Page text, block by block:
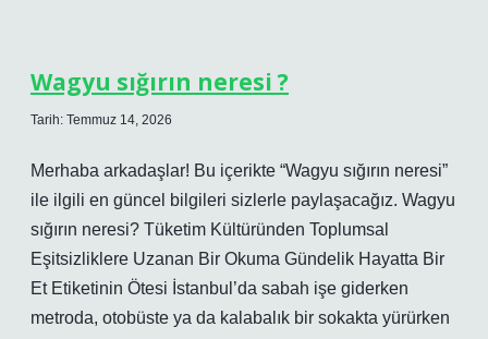
Wagyu sığırın neresi ?
Tarih: Temmuz 14, 2026
Merhaba arkadaşlar! Bu içerikte “Wagyu sığırın neresi”
ile ilgili en güncel bilgileri sizlerle paylaşacağız. Wagyu
sığırın neresi? Tüketim Kültüründen Toplumsal
Eşitsizliklere Uzanan Bir Okuma Gündelik Hayatta Bir
Et Etiketinin Ötesi İstanbul’da sabah işe giderken
metroda, otobüste ya da kalabalık bir sokakta yürürken